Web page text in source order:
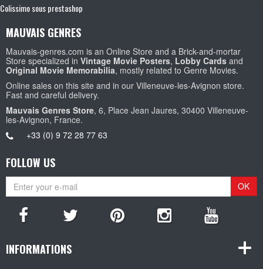
Colissimo sous prestashop
MAUVAIS GENRES
Mauvais-genres.com is an Online Store and a Brick-and-mortar
Store specialized in Vintage Movie Posters, Lobby Cards and
Original Movie Memorabilia, mostly related to Genre Movies.
Online sales on this site and in our Villeneuve-les-Avignon store.
Fast and careful delivery.
Mauvais Genres Store, 6, Place Jean Jaures, 30400 Villeneuve-
les-Avignon, France.
+33 (0) 9 72 28 77 63
FOLLOW US
OK
INFORMATIONS